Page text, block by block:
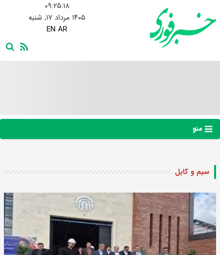
۰۹:۲۵:۱۸
۱۴۰۵ مرداد ۱۷, شنبه
EN AR
منو
سیم و کابل